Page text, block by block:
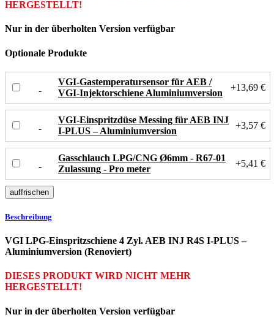
HERGESTELLT!
Nur in der überholten Version verfügbar
Optionale Produkte
VGI-Gastemperatursensor für AEB /
VGI-Injektorschiene Aluminiumversion
+13,69 €
VGI-Einspritzdüse Messing für AEB INJ
I-PLUS – Aluminiumversion
+3,57 €
Gasschlauch LPG/CNG Ø6mm - R67-01
Zulassung - Pro meter
+5,41 €
Beschreibung
VGI LPG-Einspritzschiene 4 Zyl. AEB INJ R4S I-PLUS –
Aluminiumversion (Renoviert)
DIESES PRODUKT WIRD NICHT MEHR
HERGESTELLT!
Nur in der überholten Version verfügbar